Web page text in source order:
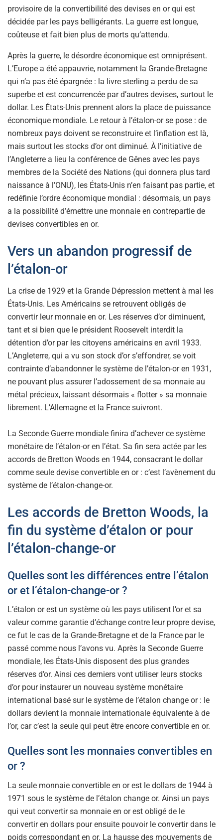
provisoire de la convertibilité des devises en or qui est
décidée par les pays belligérants. La guerre est longue,
coûteuse et fait bien plus de morts qu’attendu.
Après la guerre, le désordre économique est omniprésent.
L’Europe a été appauvrie, notamment la Grande-Bretagne
qui n’a pas été épargnée : la livre sterling a perdu de sa
superbe et est concurrencée par d’autres devises, surtout le
dollar. Les États-Unis prennent alors la place de puissance
économique mondiale. Le retour à l’étalon-or se pose : de
nombreux pays doivent se reconstruire et l’inflation est là,
mais surtout les stocks d’or ont diminué. À l’initiative de
l’Angleterre a lieu la conférence de Gênes avec les pays
membres de la Société des Nations (qui donnera plus tard
naissance à l’ONU), les États-Unis n’en faisant pas partie, et
redéfinie l’ordre économique mondial : désormais, un pays
a la possibilité d’émettre une monnaie en contrepartie de
devises convertibles en or.
Vers un abandon progressif de
l’étalon-or
La crise de 1929 et la Grande Dépression mettent à mal les
États-Unis. Les Américains se retrouvent obligés de
convertir leur monnaie en or. Les réserves d’or diminuent,
tant et si bien que le président Roosevelt interdit la
détention d’or par les citoyens américains en avril 1933.
L’Angleterre, qui a vu son stock d’or s’effondrer, se voit
contrainte d’abandonner le système de l’étalon-or en 1931,
ne pouvant plus assurer l’adossement de sa monnaie au
métal précieux, laissant désormais « flotter » sa monnaie
librement. L’Allemagne et la France suivront.
La Seconde Guerre mondiale finira d’achever ce système
monétaire de l’étalon-or en l’état. Sa fin sera actée par les
accords de Bretton Woods en 1944, consacrant le dollar
comme seule devise convertible en or : c’est l’avènement du
système de l’étalon-change-or.
Les accords de Bretton Woods, la
fin du système d’étalon or pour
l’étalon-change-or
Quelles sont les différences entre l’étalon
or et l’étalon-change-or ?
L’étalon or est un système où les pays utilisent l’or et sa
valeur comme garantie d’échange contre leur propre devise,
ce fut le cas de la Grande-Bretagne et de la France par le
passé comme nous l’avons vu. Après la Seconde Guerre
mondiale, les États-Unis disposent des plus grandes
réserves d’or. Ainsi ces derniers vont utiliser leurs stocks
d’or pour instaurer un nouveau système monétaire
international basé sur le système de l’étalon change or : le
dollars devient la monnaie internationale équivalente à de
l’or, car c’est la seule qui peut être encore convertible en or.
Quelles sont les monnaies convertibles en
or ?
La seule monnaie convertible en or est le dollars de 1944 à
1971 sous le système de l’étalon change or. Ainsi un pays
qui veut convertir sa monnaie en or est obligé de le
convertir en dollars pour ensuite pouvoir le convertir dans le
poids correspondant en or. La hausse des mouvements de